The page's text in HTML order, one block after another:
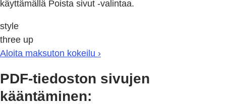
käyttämällä Poista sivut -valintaa.
style
three up
Aloita maksuton kokeilu ›
PDF-tiedoston sivujen
kääntäminen: